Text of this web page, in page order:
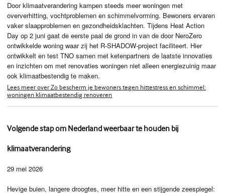
Door klimaatverandering kampen steeds meer woningen met
oververhitting, vochtproblemen en schimmelvorming. Bewoners ervaren
vaker slaapproblemen en gezondheidsklachten. Tijdens Heat Action
Day op 2 juni gaat de eerste paal de grond in van de door NeroZero
ontwikkelde woning waar zij het R-SHADOW-project faciliteert. Hier
ontwikkelt en test TNO samen met ketenpartners de laatste innovaties
en inzichten om met renovaties woningen niet alleen energiezuinig maar
ook klimaatbestendig te maken.
Lees meer over Zo bescherm je bewoners tegen hittestress en schimmel:
woningen klimaatbestendig renoveren
Volgende stap om Nederland weerbaar te houden bij
klimaatverandering
29 mei 2026
Hevige buien, langere droogtes, meer hitte en een stijgende zeespiegel: